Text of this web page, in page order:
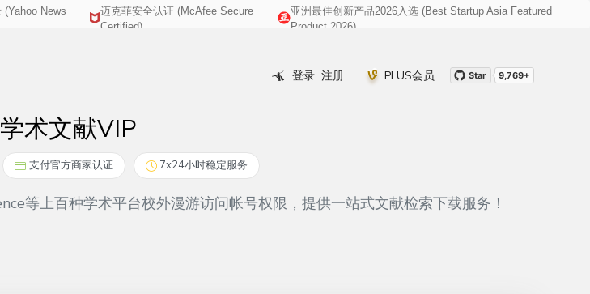
(Yahoo News
迈克菲安全认证 (McAfee Secure
Certified)
亚洲最佳创新产品2026入选 (Best Startup Asia Featured
Product 2026)
wuxingsanren2008@gmail.com
登录 注册 PLUS会员 Star 9,769+
学术文献VIP
支付官方商家认证 7x24小时稳定服务
等上百种学术平台校外漫游访问帐号权限，提供一站式文献检索下载服务！